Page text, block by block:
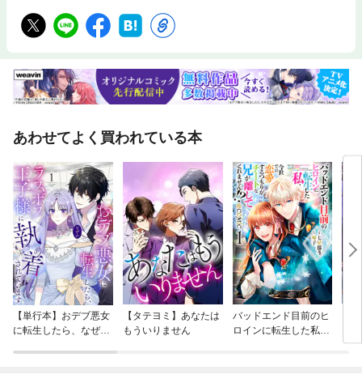
あわせてよく買われている本
【単行本】おデブ悪女
に転生したら、なぜか
【タテヨミ】あなたは
もういりません
バッドエンド目前のヒ
ロインに転生した私、